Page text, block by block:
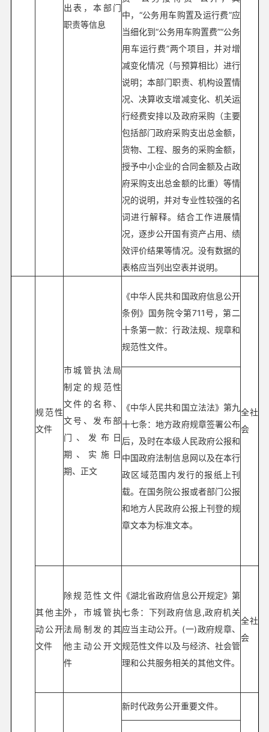
出表，本部门
职责等信息
中，“公务用车购置及运行费”应
当细化到“公务用车购置费”“公务
用车运行费”两个项目，并对增
减变化情况（与预算相比）进行
说明；本部门职责、机构设置情
况、决算收支增减变化、机关运
行经费安排以及政府采购（主要
包括部门政府采购支出总金额，
货物、工程、服务的采购金额，
授予中小企业的合同金额及占政
府采购支出总金额的比重）等情
况的说明，并对专业性较强的名
词进行解释。结合工作进展情
况，逐步公开国有资产占用、绩
效评价结果等情况。没有数据的
表格应当列出空表并说明。
规范性
文件
市城管执法局
制定的规范性
文件的名称、
文号、发布部
门、发布日
期、实施日
期、正文
《中华人民共和国政府信息公开
条例》国务院令第711号，第二
十条第一款：行政法规、规章和
规范性文件。
全社
会
《中华人民共和国立法法》第九
十七条：地方政府规章签署公布
后，及时在本级人民政府公报和
中国政府法制信息网以及在本行
政区域范围内发行的报纸上刊
载。在国务院公报或者部门公报
和地方人民政府公报上刊登的规
章文本为标准文本。
其他主
动公开
文件
除规范性文件
外，市城管执
法局制发的其
他主动公开文
件
《湖北省政府信息公开规定》第
七条：下列政府信息,政府机关
应当主动公开。(一)政府规章、
规范性文件以及与经济、社会管
理和公共服务相关的其他文件。
全社
会
新时代政务公开重要文件。